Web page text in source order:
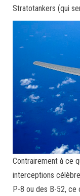
Stratotankers (qui
Contrairement à ce
interceptions
P-8 ou des B-52,